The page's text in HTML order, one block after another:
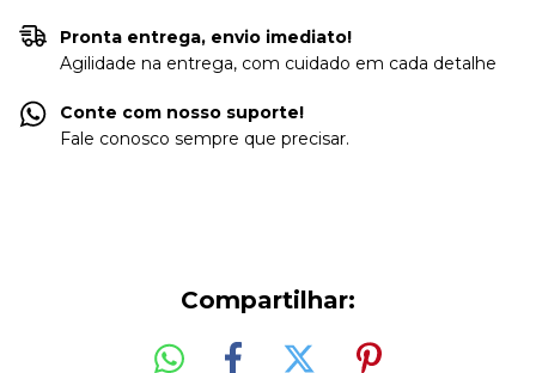
Pronta entrega, envio imediato!
Agilidade na entrega, com cuidado em cada detalhe
Conte com nosso suporte!
Fale conosco sempre que precisar.
Compartilhar: